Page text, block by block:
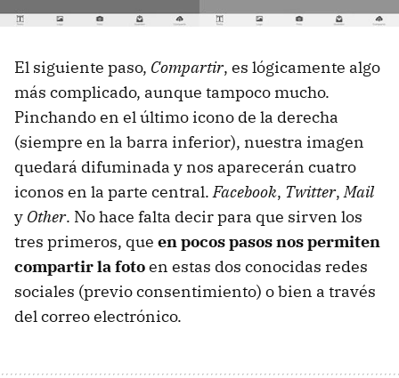
El siguiente paso, Compartir, es lógicamente algo
más complicado, aunque tampoco mucho.
Pinchando en el último icono de la derecha
(siempre en la barra inferior), nuestra imagen
quedará difuminada y nos aparecerán cuatro
iconos en la parte central.Facebook, Twitter,Mail
y Other. No hace falta decir para que sirven los
tres primeros, que en pocos pasos nos permiten
compartir la fotoen estas dos conocidas redes
sociales (previo consentimiento) o bien a través
del correo electrónico.